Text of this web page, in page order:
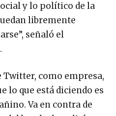
y lo político de la
libremente
señaló el
Twitter, como empresa,
lo que está diciendo es
Va en contra de